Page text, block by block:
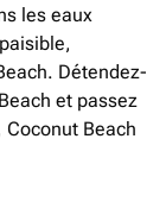
les eaux
Détendez-
et passez
Beach